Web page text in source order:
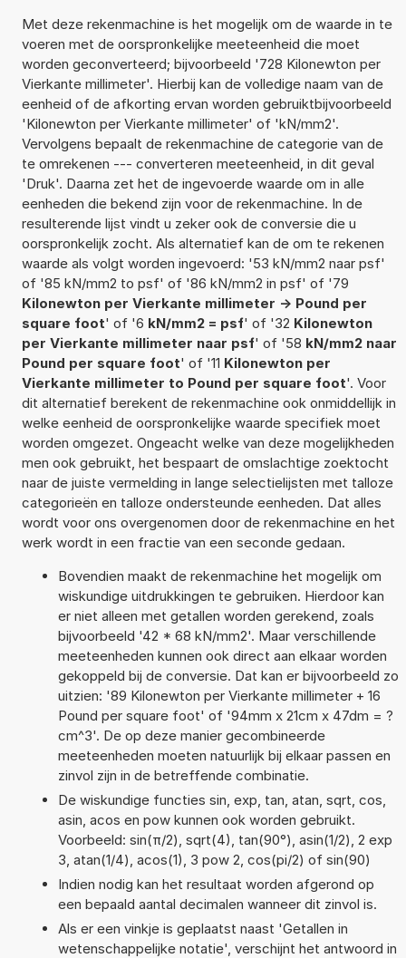
Met deze rekenmachine is het mogelijk om de waarde in te
voeren met de oorspronkelijke meeteenheid die moet
worden geconverteerd; bijvoorbeeld '728 Kilonewton per
Vierkante millimeter'. Hierbij kan de volledige naam van de
eenheid of de afkorting ervan worden gebruiktbijvoorbeeld
'Kilonewton per Vierkante millimeter' of 'kN/mm2'.
Vervolgens bepaalt de rekenmachine de categorie van de
te omrekenen --- converteren meeteenheid, in dit geval
'Druk'. Daarna zet het de ingevoerde waarde om in alle
eenheden die bekend zijn voor de rekenmachine. In de
resulterende lijst vindt u zeker ook de conversie die u
oorspronkelijk zocht. Als alternatief kan de om te rekenen
waarde als volgt worden ingevoerd: '53 kN/mm2 naar psf'
of '85 kN/mm2 to psf' of '86 kN/mm2 in psf' of '79
Kilonewton per Vierkante millimeter -> Pound per
square foot' of '6 kN/mm2 = psf' of '32 Kilonewton
per Vierkante millimeter naar psf' of '58 kN/mm2 naar
Pound per square foot' of '11 Kilonewton per
Vierkante millimeter to Pound per square foot'. Voor
dit alternatief berekent de rekenmachine ook onmiddellijk in
welke eenheid de oorspronkelijke waarde specifiek moet
worden omgezet. Ongeacht welke van deze mogelijkheden
men ook gebruikt, het bespaart de omslachtige zoektocht
naar de juiste vermelding in lange selectielijsten met talloze
categorieën en talloze ondersteunde eenheden. Dat alles
wordt voor ons overgenomen door de rekenmachine en het
werk wordt in een fractie van een seconde gedaan.
Bovendien maakt de rekenmachine het mogelijk om
wiskundige uitdrukkingen te gebruiken. Hierdoor kan
er niet alleen met getallen worden gerekend, zoals
bijvoorbeeld '42 * 68 kN/mm2'. Maar verschillende
meeteenheden kunnen ook direct aan elkaar worden
gekoppeld bij de conversie. Dat kan er bijvoorbeeld zo
uitzien: '89 Kilonewton per Vierkante millimeter + 16
Pound per square foot' of '94mm x 21cm x 47dm = ?
cm^3'. De op deze manier gecombineerde
meeteenheden moeten natuurlijk bij elkaar passen en
zinvol zijn in de betreffende combinatie.
De wiskundige functies sin, exp, tan, atan, sqrt, cos,
asin, acos en pow kunnen ook worden gebruikt.
Voorbeeld: sin(π/2), sqrt(4), tan(90°), asin(1/2), 2 exp
3, atan(1/4), acos(1), 3 pow 2, cos(pi/2) of sin(90)
Indien nodig kan het resultaat worden afgerond op
een bepaald aantal decimalen wanneer dit zinvol is.
Als er een vinkje is geplaatst naast 'Getallen in
wetenschappelijke notatie', verschijnt het antwoord in